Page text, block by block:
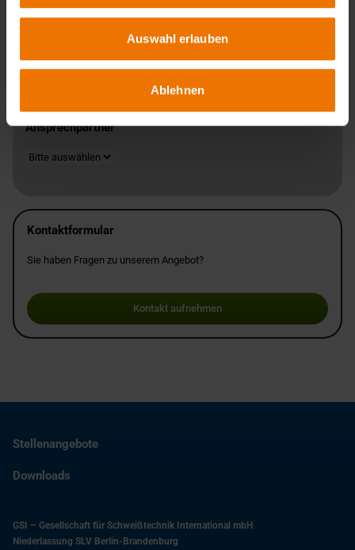
Auswahl erlauben
Ablehnen
Hohe Reputation der im nach DIN EN ISO/IEC 17024 akkreditierten
Hohe Reputation der im DVGW-System ausgestellten
Prüfbescheinigungen
Ansprechpartner
Standort
Kontaktformular
Sie haben Fragen zu unserem Angebot?
Kontakt aufnehmen
Stellenangebote
Downloads
GSI – Gesellschaft für Schweißtechnik International mbH
Niederlassung SLV Berlin-Brandenburg